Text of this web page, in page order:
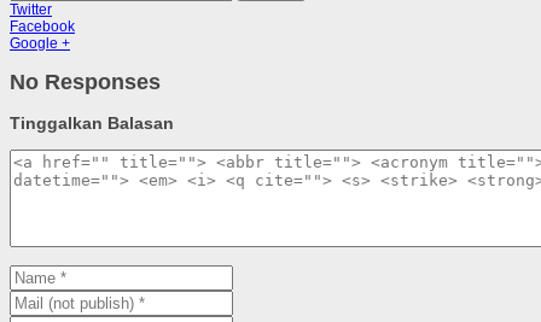
Twitter
Facebook
Google +
No Responses
Tinggalkan Balasan